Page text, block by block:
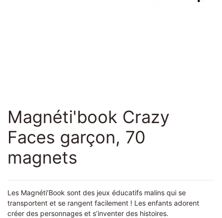
Magnéti'book Crazy
Faces garçon, 70
magnets
Les Magnéti’Book sont des jeux éducatifs malins qui se
transportent et se rangent facilement ! Les enfants adorent
créer des personnages et s’inventer des histoires.